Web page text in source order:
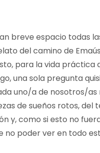
breve espacio todas
del camino de
para la vida práctica
una sola pregunta
uno/a de nosotros/
de sueños rotos, del
y, como si esto no
no poder ver en todo